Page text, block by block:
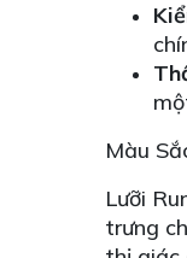
Màu
Lưỡi
trưng